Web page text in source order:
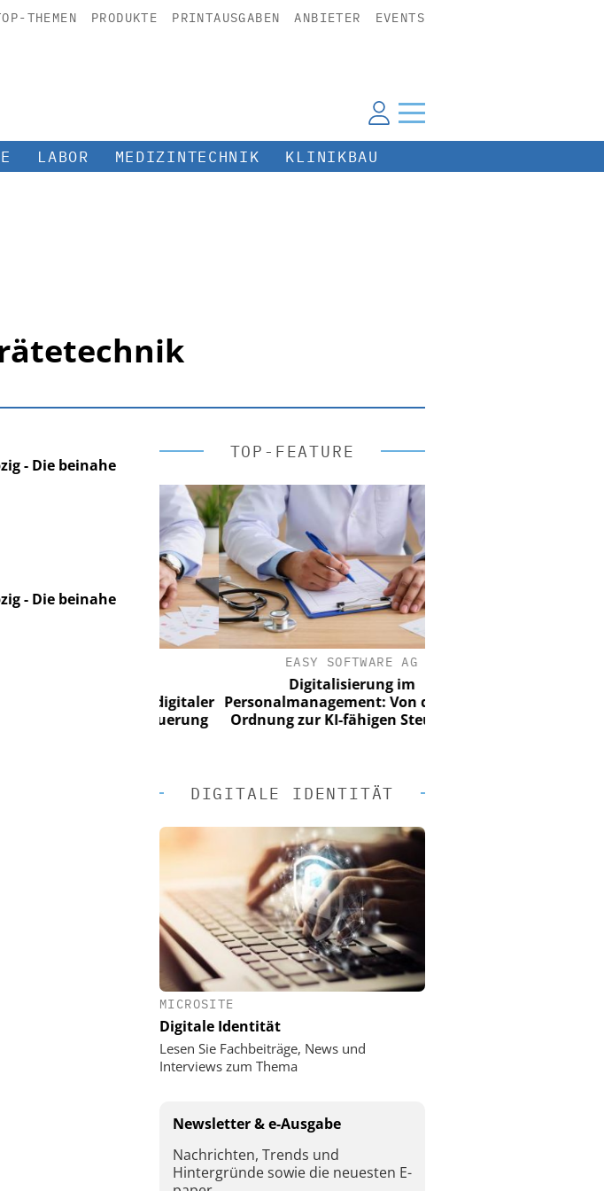
THEMEN PRODUKTE PRINTAUSGABEN ANBIETER EVENTS
LABOR MEDIZINTECHNIK KLINIKBAU
- Die beinahe
- Die beinahe
TOP-FEATURE
Von digitaler
KI-fähigen Steuerung
EASY SOFTWARE AG
Digitalisierung im
Personalmanagement: Von digitaler
Ordnung zur KI-fähigen Steuerung
DIGITALE IDENTITÄT
MICROSITE
Digitale Identität
Lesen Sie Fachbeiträge, News und
Interviews zum Thema
Newsletter & e-Ausgabe
Nachrichten, Trends und
Hintergründe sowie die neuesten E-